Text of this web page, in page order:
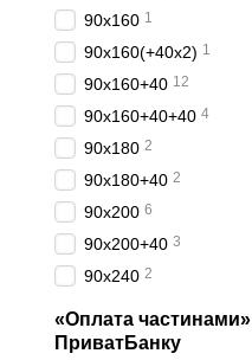
90х160 1
90х160(+40х2) 1
90х160+40 12
90х160+40+40 4
90х180 2
90х180+40 2
90х200 6
90х200+40 3
90х240 2
«Оплата частинами»
ПриватБанку